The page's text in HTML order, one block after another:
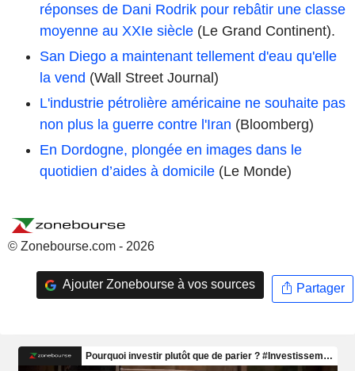
réponses de Dani Rodrik pour rebâtir une classe
moyenne au XXIe siècle (Le Grand Continent).
San Diego a maintenant tellement d'eau qu'elle
la vend (Wall Street Journal)
L'industrie pétrolière américaine ne souhaite pas
non plus la guerre contre l'Iran (Bloomberg)
En Dordogne, plongée en images dans le
quotidien d’aides à domicile (Le Monde)
© Zonebourse.com - 2026
Ajouter Zonebourse à vos sources Partager